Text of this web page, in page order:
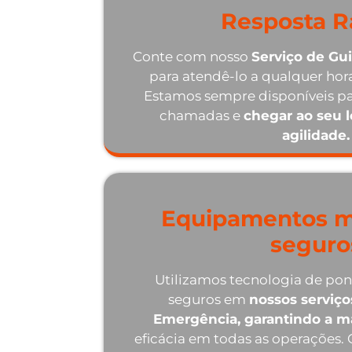
Resposta
Conte com nosso Serviço de
para atendê-lo a qualquer
Estamos sempre disponíveis
chamadas e chegar ao seu
agilidade.
Equipamentos
Utilizamos tecnologia de
seguros em nossos
Emergência, garantindo a
eficácia em todas as operações.